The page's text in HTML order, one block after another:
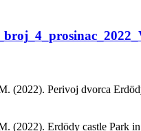
(2022). Perivoj dvorca
(2022). Erdödy castle Park